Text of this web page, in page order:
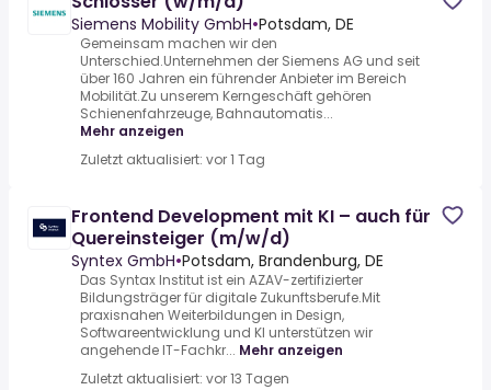
Siemens Mobility GmbH•Potsdam, DE
Gemeinsam machen wir den
Unterschied.Unternehmen der Siemens AG und seit
über 160 Jahren ein führender Anbieter im Bereich
Mobilität.Zu unserem Kerngeschäft gehören
Schienenfahrzeuge, Bahnautomatis...
Mehr anzeigen
Zuletzt aktualisiert: vor 1 Tag
Frontend Development mit KI – auch für
Quereinsteiger (m/w/d)
Syntex GmbH•Potsdam, Brandenburg, DE
Das Syntax Institut ist ein AZAV-zertifizierter
Bildungsträger für digitale Zukunftsberufe.Mit
praxisnahen Weiterbildungen in Design,
Softwareentwicklung und KI unterstützen wir
angehende IT-Fachkr... Mehr anzeigen
Zuletzt aktualisiert: vor 13 Tagen